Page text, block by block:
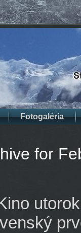
Fotogaléria
for